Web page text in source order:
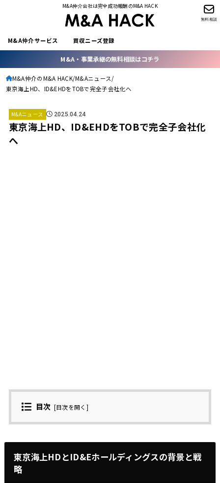
M&A仲介会社は完全成功報酬のM&A HACK
M&A仲介サービス 買収ニーズ登録
無料相談
M&A・事業承継の無料相談はコチラ
M&A仲介のM&A HACK M&Aニュース
東京海上HD、ID&EHDをTOBで完全子会社化へ
M&Aニュース 2025.04.24
東京海上HD、ID&EHDをTOBで完全子会社化
へ
目次 [目次を開く ]
東京海上HDとID&Eホールディングスの背景と戦
略